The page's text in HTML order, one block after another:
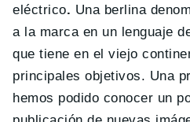
eléctrico. Una berlina
a la marca en un lenguaje
que tiene en el viejo
principales objetivos. Una
hemos podido conocer un